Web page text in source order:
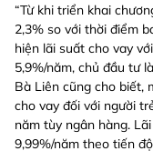
“Từ khi triển khai
2,3% so với thời điểm
hiện lãi suất cho vay
5,9%/năm, chủ đầu tư
Bà Liên cũng cho biết,
cho vay đối với người
năm tùy ngân hàng.
9,99%/năm theo tiến